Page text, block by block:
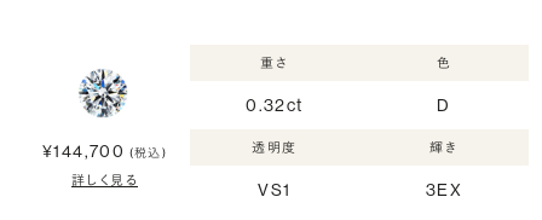
¥144,700 (税込)
詳しく見る
重さ
0.32ct
色
D
透明度
VS1
輝き
3EX